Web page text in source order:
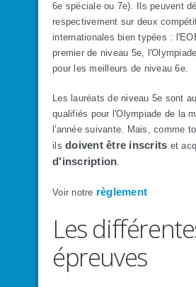
6e spéciale ou 7e). Ils peuvent
respectivement sur deux
internationales bien typées :
premier de niveau 5e,
pour les meilleurs de niveau 6e.
Les lauréats de niveau 5e sont
qualifiés pour l'Olympiade de la
l'année suivante. Mais, comme
ils doivent être inscrits et
d'inscription.
Voir notre règlement
Les
épreuves